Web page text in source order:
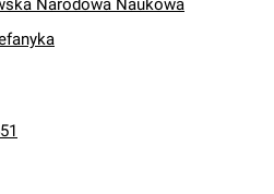
Narodowa Naukowa